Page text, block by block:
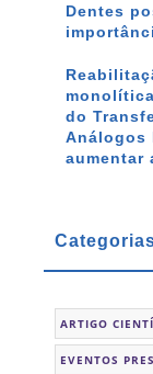
Dentes
do
Análogos
aumentar
ARTIGO
EVENTOS